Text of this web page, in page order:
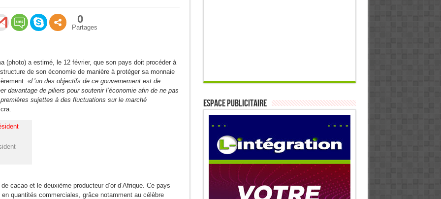
0
Partages
(photo) a estimé, le 12 février, que son pays doit procéder à
de son économie de manière à protéger sa monnaie
«L’un des objectifs de ce gouvernement est de
davantage de piliers pour soutenir l’économie afin de ne pas
sujettes à des fluctuations sur le marché
cacao et le deuxième producteur d’or d’Afrique. Ce pays
quantités commerciales, grâce notamment au célèbre
ESPACE PUBLICITAIRE